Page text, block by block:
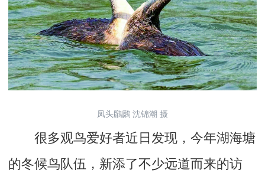
凤头鸊鷉 沈锦潮 摄
很多观鸟爱好者近日发现，今年湖海塘
的冬候鸟队伍，新添了不少远道而来的访